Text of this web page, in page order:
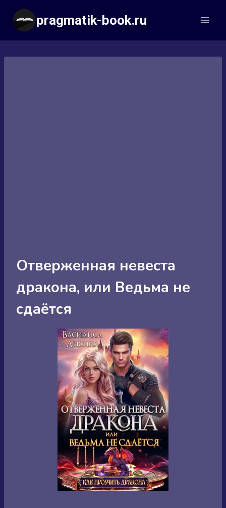
Перейти
содержимому
pragmatik-book.ru
Отверженная невеста
дракона, или Ведьма не
сдаётся